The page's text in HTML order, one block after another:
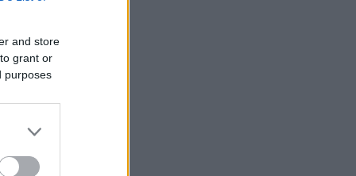
and store
grant or
purposes